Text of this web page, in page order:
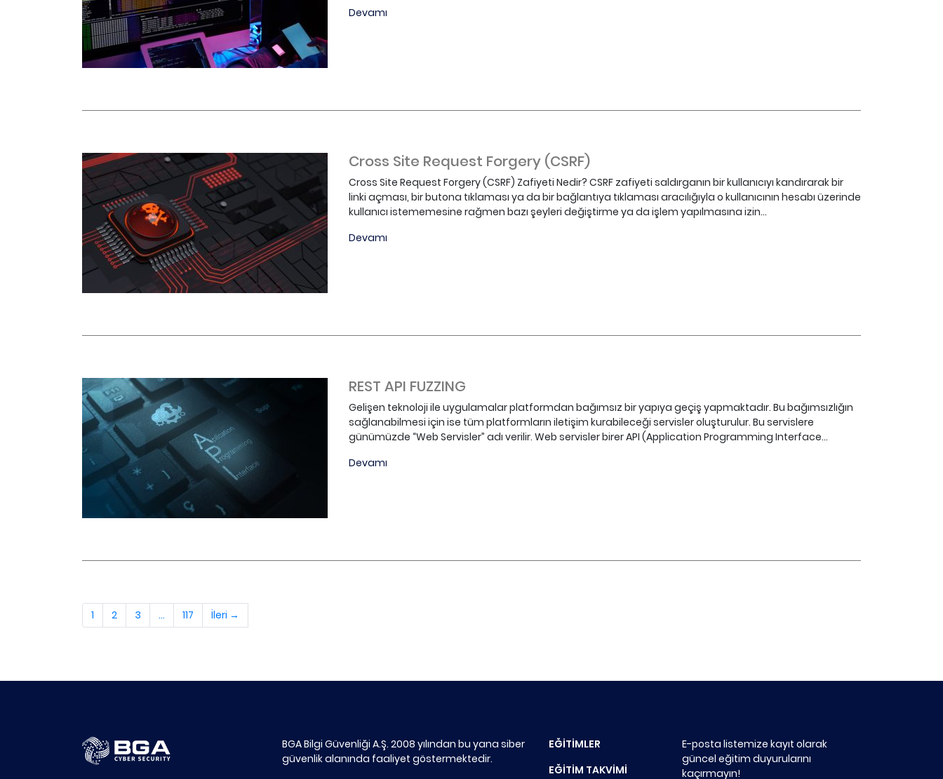
Devamı
Cross Site Request Forgery (CSRF)
Cross Site Request Forgery (CSRF) Zafiyeti Nedir? CSRF zafiyeti saldırganın bir kullanıcıyı kandırarak bir
linki açması, bir butona tıklaması ya da bir bağlantıya tıklaması aracılığıyla o kullanıcının hesabı üzerinde
kullanıcı istememesine rağmen bazı şeyleri değiştirme ya da işlem yapılmasına izin...
Devamı
REST API FUZZING
Gelişen teknoloji ile uygulamalar platformdan bağımsız bir yapıya geçiş yapmaktadır. Bu bağımsızlığın
sağlanabilmesi için ise tüm platformların iletişim kurabileceği servisler oluşturulur. Bu servislere
günümüzde “Web Servisler” adı verilir. Web servisler birer API (Application Programming Interface...
Devamı
1 2 3 … 117 İleri →
BGA Bilgi Güvenliği A.Ş. 2008 yılından bu yana siber
güvenlik alanında faaliyet göstermektedir.
EĞİTİMLER
EĞİTİM TAKVİMİ
E-posta listemize kayıt olarak
güncel eğitim duyurularını
kaçırmayın!